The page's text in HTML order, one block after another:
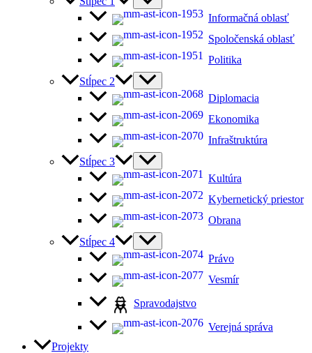
Informačná oblasť
Spoločenská oblasť
Politika
Stĺpec 2
Diplomacia
Ekonomika
Infraštruktúra
Stĺpec 3
Kultúra
Kybernetický priestor
Obrana
Stĺpec 4
Právo
Vesmír
Spravodajstvo
Verejná správa
Projekty